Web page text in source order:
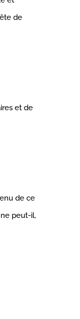
de
et de
de ce
peut-il,